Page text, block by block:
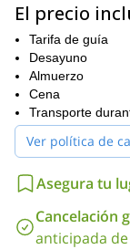
climáticos y las
muy inestable e
condiciones
mejor esfuerzo
Contáctame si
en la Patagonia
El precio
Tarifa de guía
Desayuno
Almuerzo
Cena
Transporte
Ver política de
Asegura tu
Cancelación
anticipada